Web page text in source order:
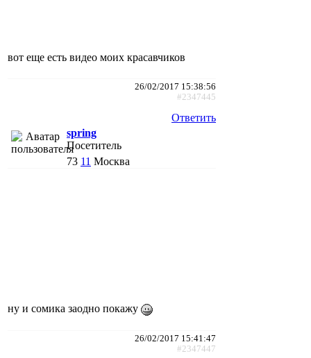
вот еще есть видео моих красавчиков
26/02/2017 15:38:56
#2347445
Ответить
spring
Посетитель
73 11 Москва
ну и сомика заодно покажу
26/02/2017 15:41:47
#2347447